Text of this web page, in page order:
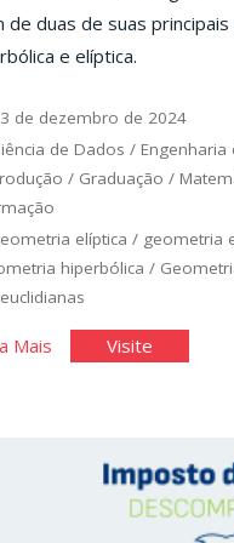
de duas de suas
e elíptica.
de dezembro de 2024
de Dados /
/ Graduação /
elíptica / geometria
hiperbólica /
Mais"Geometrias
Visite